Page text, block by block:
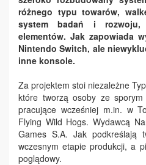
różnego typu towarów,
system badań i
elementów. Jak zapowiada
Nintendo Switch, ale
inne konsole.
Za projektem stoi niezależne
które tworzą osoby ze
pracujące wcześniej m.in. w
Flying Wild Hogs. Wydawcą
Games S.A. Jak podkreślają
wczesnym etapie produkcji, a
poglądowy.